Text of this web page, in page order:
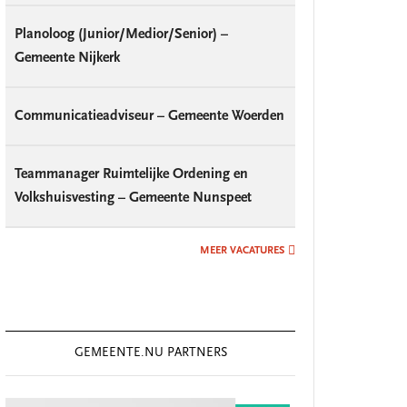
Planoloog (Junior/Medior/Senior) –
Gemeente Nijkerk
Communicatieadviseur – Gemeente Woerden
Teammanager Ruimtelijke Ordening en
Volkshuisvesting – Gemeente Nunspeet
MEER VACATURES
GEMEENTE.NU PARTNERS